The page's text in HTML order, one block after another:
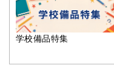
学校備品特集